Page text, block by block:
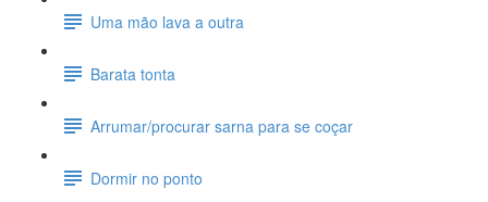
Uma mão lava a outra
Barata tonta
Arrumar/procurar sarna para se coçar
Dormir no ponto